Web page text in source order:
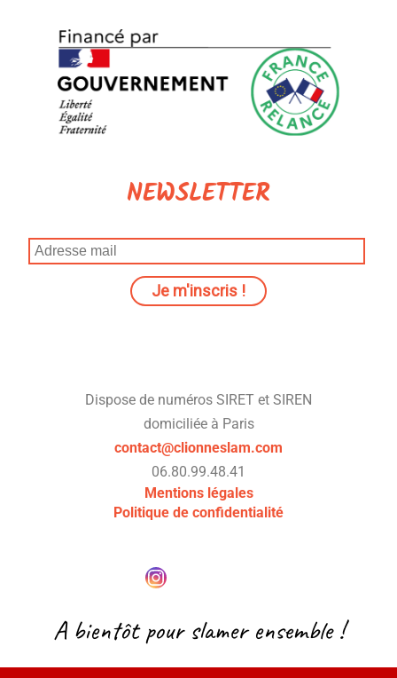
NEWSLETTER
Dispose de numéros SIRET et SIREN
domiciliée à Paris
contact@clionneslam.com
06.80.99.48.41
Mentions légales
Politique de confidentialité
A bientôt pour slamer ensemble !